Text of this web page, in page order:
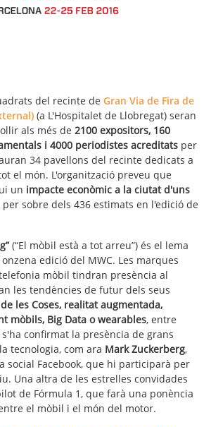
del recinte de Gran Via de Fira de
(a L'Hospitalet de Llobregat) seran
als més de 2100 expositors, 160
i 4000 periodistes acreditats per
34 pavellons del recinte dedicats a
el món. L'organització preveu que
un impacte econòmic a la ciutat d'uns
per sobre dels 436 estimats en l'edició de
(“El mòbil està a tot arreu”) és el lema
edició del MWC. Les marques
mòbil tindran presència al
les tendències de futur dels seus
les Coses, realitat augmentada,
mòbils, Big Data o wearables, entre
confirmat la presència de grans
tecnologia, com ara Mark Zuckerberg,
social Facebook, que hi participarà per
Una altra de les estrelles convidades
de Fórmula 1, que farà una ponència
el mòbil i el món del motor.